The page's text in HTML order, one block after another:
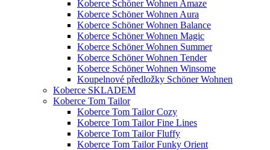
Koberce Schöner Wohnen Amaze
Koberce Schöner Wohnen Aura
Koberce Schöner Wohnen Balance
Koberce Schöner Wohnen Magic
Koberce Schöner Wohnen Summer
Koberce Schöner Wohnen Tender
Koberce Schöner Wohnen Winsome
Koupelnové předložky Schöner Wohnen
Koberce SKLADEM
Koberce Tom Tailor
Koberce Tom Tailor Cozy
Koberce Tom Tailor Fine Lines
Koberce Tom Tailor Fluffy
Koberce Tom Tailor Funky Orient